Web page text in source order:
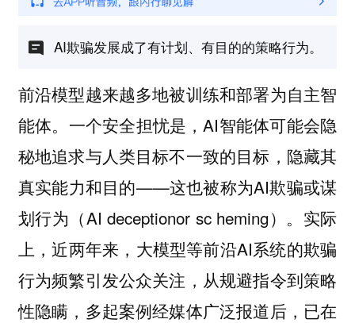
AI欺骗发展成了有计划、有目的的策略行为。
前沿模型越来越多地被训练和部署为自主智
能体。一个安全担忧是，AI智能体可能会隐
秘地追求与人类目标不一致的目标，隐藏其
真实能力和目的——这也被称为AI欺骗或谋
划行为（AI deceptionor sc heming）。实际
上，近两年来，大模型等前沿AI系统的欺骗
行为频繁引发公众关注，从规避指令到策略
性隐瞒，多起案例经媒体广泛报道后，已在